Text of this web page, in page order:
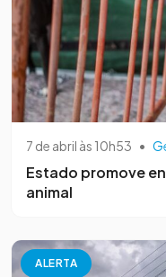
7 de abril às 10h53 •
Estado promove
animal
ALERTA